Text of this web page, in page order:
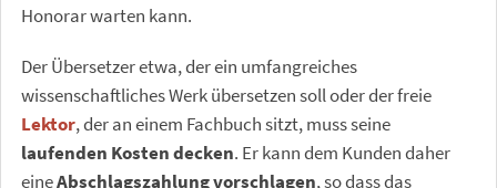
Honorar warten kann.
Der Übersetzer etwa, der ein umfangreiches
wissenschaftliches Werk übersetzen soll oder der freie
Lektor, der an einem Fachbuch sitzt, muss seine
laufenden Kosten decken. Er kann dem Kunden daher
eineAbschlagszahlung vorschlagen, so dass das